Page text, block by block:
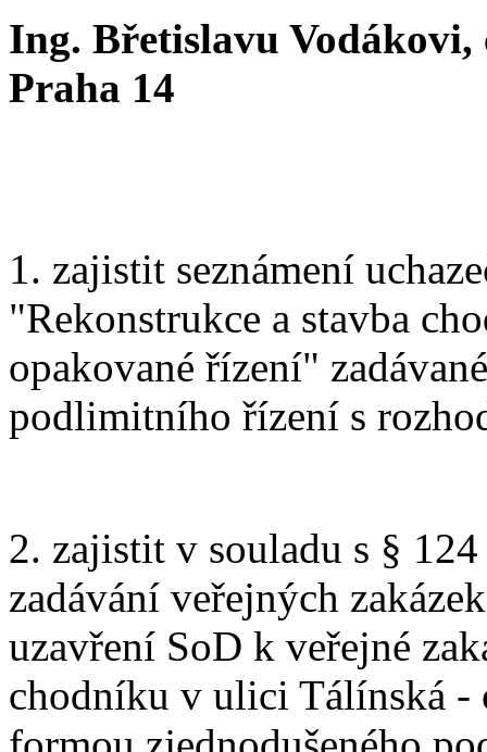
Ing. Břetislavu Vodákovi,
Praha 14
1. zajistit seznámení
"Rekonstrukce a stavba
opakované řízení"
podlimitního řízení s
2. zajistit v souladu s §
zadávání veřejných
uzavření SoD k veřejné
chodníku v ulici Tálínská -